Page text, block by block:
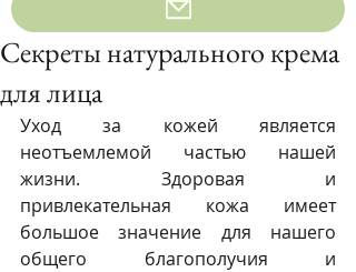
Секреты натурального крема
для лица
Уход за кожей является
неотъемлемой частью нашей
жизни. Здоровая и
привлекательная кожа имеет
большое значение для нашего
общего благополучия и